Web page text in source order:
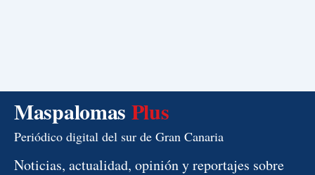
Maspalomas Plus
Periódico digital del sur de Gran Canaria
Noticias, actualidad, opinión y reportajes sobre